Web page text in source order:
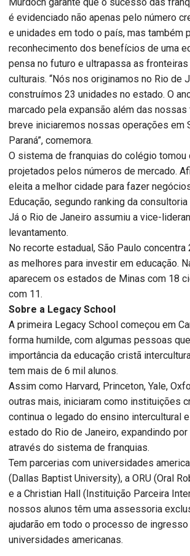
é evidenciado não apenas pelo número
e unidades em todo o país, mas também
reconhecimento dos benefícios de uma
pensa no futuro e ultrapassa as
culturais. “Nós nos originamos no Rio de
construímos 23 unidades no estado. O
marcado pela expansão além das nossas
breve iniciaremos nossas operações em
Paraná”, comemora.
O sistema de franquias do colégio tomou
projetados pelos números de mercado.
eleita a melhor cidade para fazer
Educação, segundo ranking da
Já o Rio de Janeiro assumiu a vice-
levantamento.
No recorte estadual, São Paulo
as melhores para investir em educação.
aparecem os estados de Minas com 18
com 11.
Sobre a Legacy School
A primeira Legacy School começou em
forma humilde, com algumas pessoas
importância da educação cristã
tem mais de 6 mil alunos.
Assim como Harvard, Princeton, Yale,
outras mais, iniciaram como instituições
continua o legado do ensino intercultural
estado do Rio de Janeiro, expandindo
através do sistema de franquias.
Tem parcerias com universidades
(Dallas Baptist University), a ORU (Oral
e a Christian Hall (Instituição Parceira
nossos alunos têm uma assessoria
ajudarão em todo o processo de ingresso
universidades americanas.